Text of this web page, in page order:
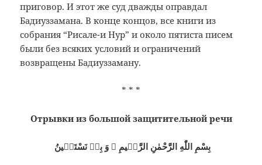
приговор. И этот же суд дважды оправдал
Бадиуззамана. В конце концов, все книги из
собрания “Рисале-и Нур” и около пятиста писем
были без всяких условий и ограничений
возвращены Бадиуззаману.
* * *
Отрывки из большой защитительной речи
بِسْمِ اللّٰهِ الرَّحْمٰنِ الرَّحٖيمِ ۞ وَ بِهٖ نَسْتَعٖينُ